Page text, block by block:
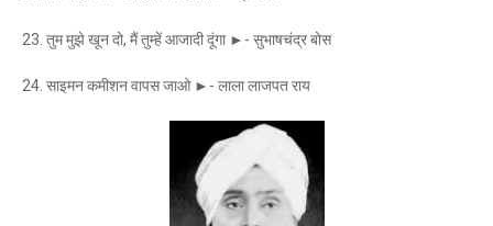
23. तुम मुझे खून दो, मैं तुम्हें आजादी दूंगा ►- सुभाषचंद्र बोस
24. साइमन कमीशन वापस जाओ ►- लाला लाजपत राय